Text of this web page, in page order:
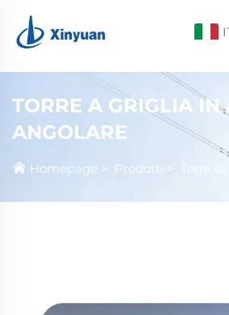
TORRE A GRIGLIA IN
ANGOLARE
Homepage > Prodotti > Torre di